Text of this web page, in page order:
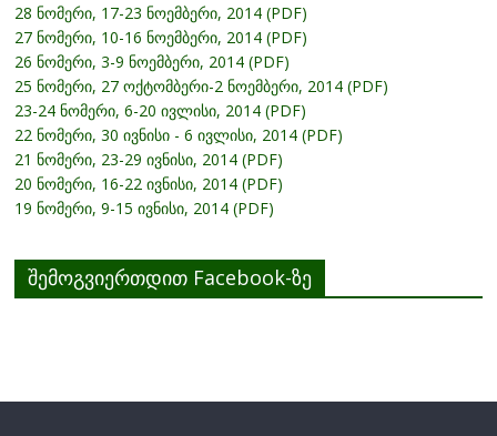
28 ნომერი, 17-23 ნოემბერი, 2014 (PDF)
27 ნომერი, 10-16 ნოემბერი, 2014 (PDF)
26 ნომერი, 3-9 ნოემბერი, 2014 (PDF)
25 ნომერი, 27 ოქტომბერი-2 ნოემბერი, 2014 (PDF)
23-24 ნომერი, 6-20 ივლისი, 2014 (PDF)
22 ნომერი, 30 ივნისი - 6 ივლისი, 2014 (PDF)
21 ნომერი, 23-29 ივნისი, 2014 (PDF)
20 ნომერი, 16-22 ივნისი, 2014 (PDF)
19 ნომერი, 9-15 ივნისი, 2014 (PDF)
შემოგვიერთდით Facebook-ზე